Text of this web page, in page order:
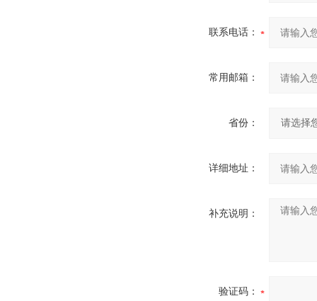
联系电话：
常用邮箱：
省份：
详细地址：
补充说明：
验证码：